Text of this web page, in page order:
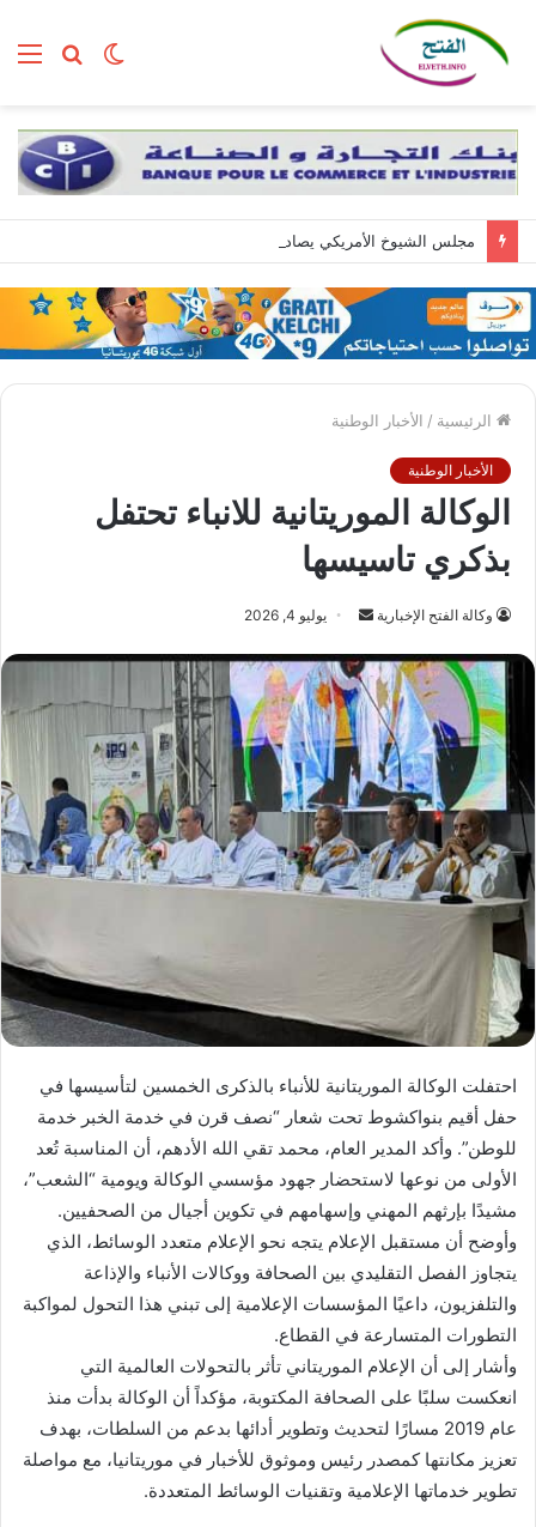
بحث الوضع
مجلس الشيوخ الأمريكي يصادق على تعيين تود بلانش وزيرا للعدل
الرئيسية / الأخبار الوطنية
الأخبار الوطنية
الوكالة الموريتانية للانباء تحتفل
بذكري تاسيسها
وكالة الفتح الإخبارية
أرسل
إلكترونيا
يوليو 4, 2026
احتفلت الوكالة الموريتانية للأنباء بالذكرى الخمسين لتأسيسها في
حفل أقيم بنواكشوط تحت شعار “نصف قرن في خدمة الخبر خدمة
للوطن”. وأكد المدير العام، محمد تقي الله الأدهم، أن المناسبة تُعد
الأولى من نوعها لاستحضار جهود مؤسسي الوكالة ويومية “الشعب”،
مشيدًا بإرثهم المهني وإسهامهم في تكوين أجيال من الصحفيين.
وأوضح أن مستقبل الإعلام يتجه نحو الإعلام متعدد الوسائط، الذي
يتجاوز الفصل التقليدي بين الصحافة ووكالات الأنباء والإذاعة
والتلفزيون، داعيًا المؤسسات الإعلامية إلى تبني هذا التحول لمواكبة
التطورات المتسارعة في القطاع.
وأشار إلى أن الإعلام الموريتاني تأثر بالتحولات العالمية التي
انعكست سلبًا على الصحافة المكتوبة، مؤكداً أن الوكالة بدأت منذ
عام 2019 مسارًا لتحديث وتطوير أدائها بدعم من السلطات، بهدف
تعزيز مكانتها كمصدر رئيس وموثوق للأخبار في موريتانيا، مع مواصلة
تطوير خدماتها الإعلامية وتقنيات الوسائط المتعددة.